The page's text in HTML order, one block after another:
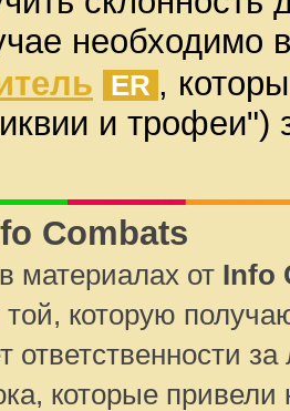
необходимо
ER ,
и трофеи")
Combats
материалах от Info
той, которую
ответственности
которые